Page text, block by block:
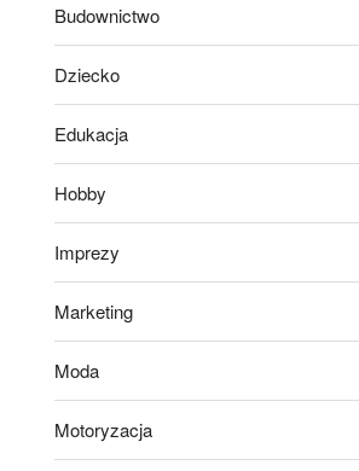
Budownictwo
Dziecko
Edukacja
Hobby
Imprezy
Marketing
Moda
Motoryzacja